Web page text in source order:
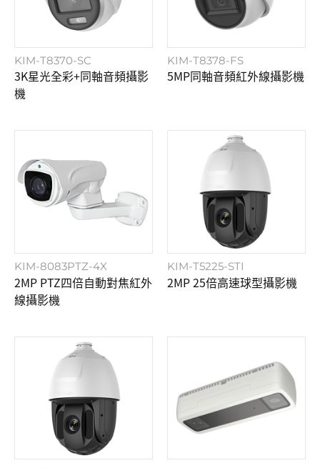
KIM-T8370-SC
3K星光全彩+同軸音頻攝影
機
KIM-T8378-FS
5MP同軸音頻紅外線攝影機
KIM-8083PTZ-4X
2MP PTZ四倍自動對焦紅外
線攝影機
KIM-T5225-STI
2MP 25倍高速球型攝影機